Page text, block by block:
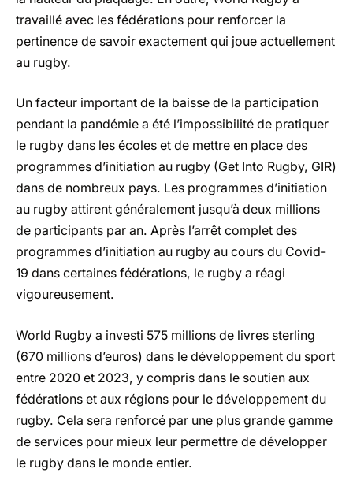
travaillé avec les fédérations pour renforcer la
pertinence de savoir exactement qui joue actuellement
au rugby.
Un facteur important de la baisse de la participation
pendant la pandémie a été l’impossibilité de pratiquer
le rugby dans les écoles et de mettre en place des
programmes d’initiation au rugby (Get Into Rugby, GIR)
dans de nombreux pays. Les programmes d’initiation
au rugby attirent généralement jusqu’à deux millions
de participants par an. Après l’arrêt complet des
programmes d’initiation au rugby au cours du Covid-
19 dans certaines fédérations, le rugby a réagi
vigoureusement.
World Rugby a investi 575 millions de livres sterling
(670 millions d’euros) dans le développement du sport
entre 2020 et 2023, y compris dans le soutien aux
fédérations et aux régions pour le développement du
rugby. Cela sera renforcé par une plus grande gamme
de services pour mieux leur permettre de développer
le rugby dans le monde entier.